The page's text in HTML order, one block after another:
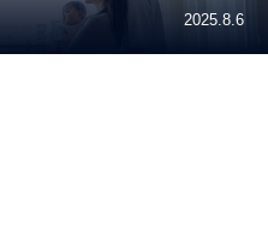
2025.8.6